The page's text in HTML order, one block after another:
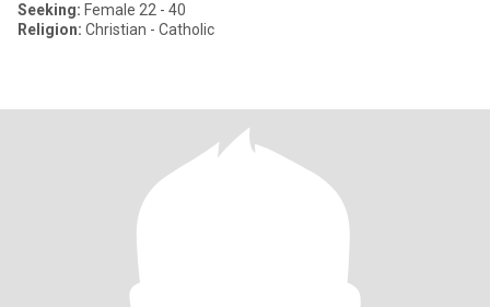
Seeking: Female 22 - 40
Religion: Christian - Catholic